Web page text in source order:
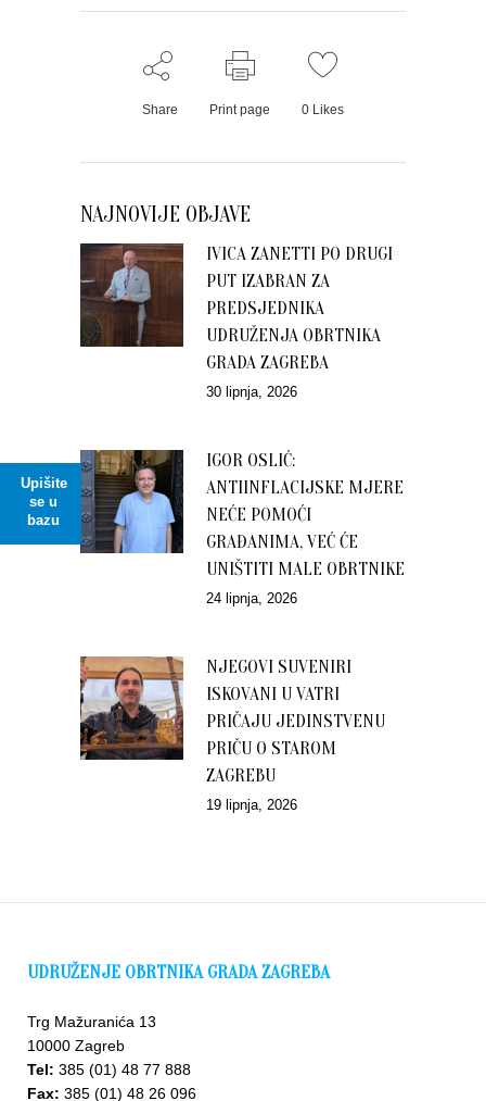
Upišite
se u
bazu
Share Print page 0 Likes
NAJNOVIJE OBJAVE
IVICA ZANETTI PO DRUGI
PUT IZABRAN ZA
PREDSJEDNIKA
UDRUŽENJA OBRTNIKA
GRADA ZAGREBA
30 lipnja, 2026
IGOR OSLIĆ:
ANTIINFLACIJSKE MJERE
NEĆE POMOĆI
GRAĐANIMA, VEĆ ĆE
UNIŠTITI MALE OBRTNIKE
24 lipnja, 2026
NJEGOVI SUVENIRI
ISKOVANI U VATRI
PRIČAJU JEDINSTVENU
PRIČU O STAROM
ZAGREBU
19 lipnja, 2026
UDRUŽENJE OBRTNIKA GRADA ZAGREBA
Trg Mažuranića 13
10000 Zagreb
Tel: 385 (01) 48 77 888
Fax: 385 (01) 48 26 096